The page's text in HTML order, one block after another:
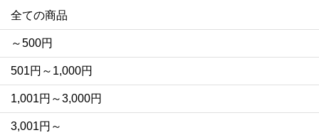
全ての商品
～500円
501円～1,000円
1,001円～3,000円
3,001円～